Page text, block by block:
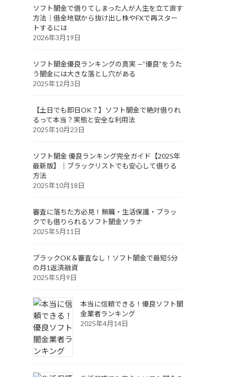
ソフト闇金で借りてしまった人が人生を立て直す
方法｜借金地獄から抜け出し株やFXで再スター
トするには
2026年3月19日
ソフト闇金優良ランキングの真実 —“優良”をうた
う闇金には大きな落とし穴がある
2025年12月3日
【土日でも即日OK？】ソフト闇金で絶対借りれ
るって本当？実態と安全な利用法
2025年10月23日
ソフト闇金 優良ランキング完全ガイド【2025年
最新版】｜ブラックリストでも安心して借りる
方法
2025年10月18日
審査に落ちた方必見！無職・生活保護・ブラッ
クでも借りられるソフト闇金ソラナ
2025年5月11日
ブラックOK＆審査なし！ソフト闇金で最短5分
の月1返済融資
2025年5月9日
本当に信頼できる！優良ソフト闇
金業者ランキング
2025年4月14日